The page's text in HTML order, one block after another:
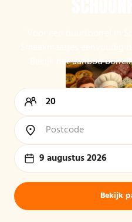
Bekijk het aanbod
9 augustus 2026
Bekijk